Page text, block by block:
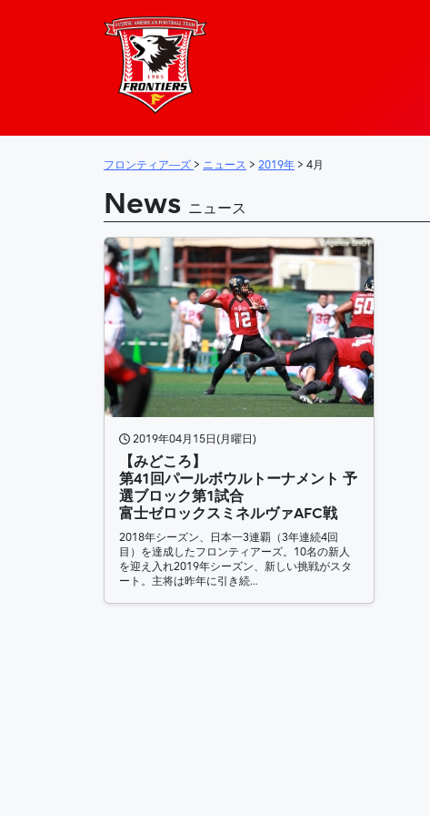
メインナビゲーション
フロンティア―ズ > ニュース > 2019年 > 4月
News ニュース
2019年04月15日(月曜日)
【みどころ】
第41回パールボウルトーナメント 予
選ブロック第1試合
富士ゼロックスミネルヴァAFC戦
2018年シーズン、日本一3連覇（3年連続4回
目）を達成したフロンティアーズ。10名の新人
を迎え入れ2019年シーズン、新しい挑戦がスタ
ート。主将は昨年に引き続…